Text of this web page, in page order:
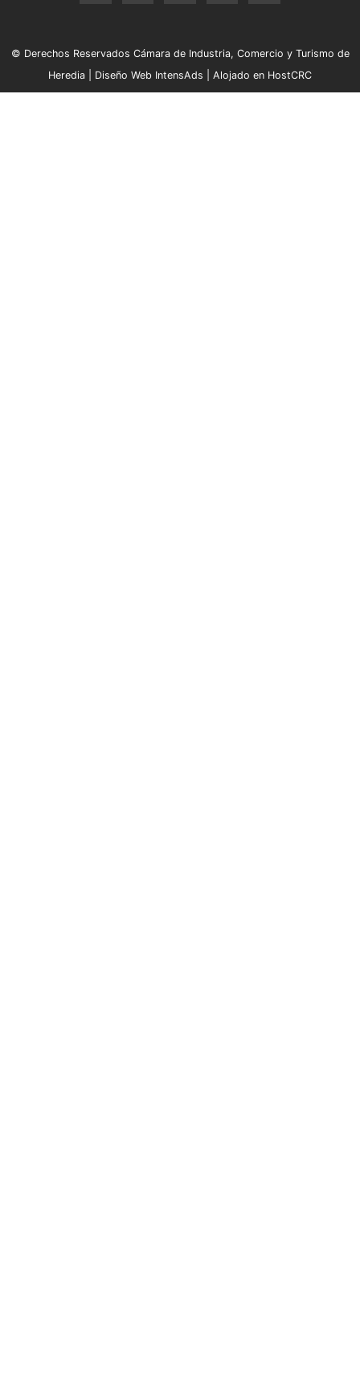
© Derechos Reservados Cámara de Industria, Comercio y Turismo de
Heredia | Diseño Web IntensAds Alojado en HostCRC